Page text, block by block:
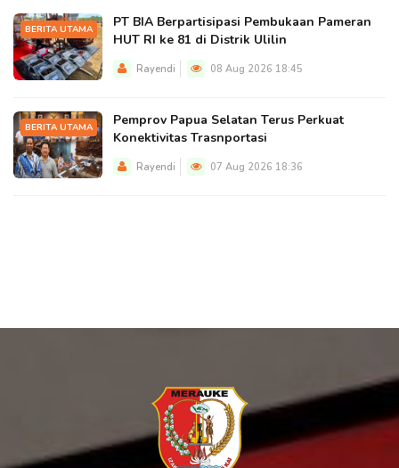
BERITA UTAMA
PT BIA Berpartisipasi Pembukaan Pameran
HUT RI ke 81 di Distrik Ulilin
Rayendi 08 Aug 2026 18:45
BERITA UTAMA
Pemprov Papua Selatan Terus Perkuat
Konektivitas Trasnportasi
Rayendi 07 Aug 2026 18:36